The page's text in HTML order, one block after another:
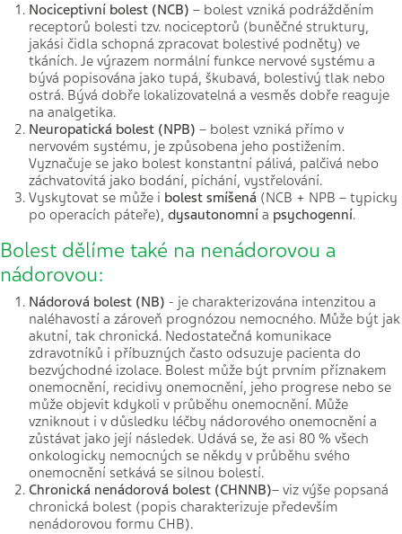
Nociceptivní bolest (NCB) – bolest vzniká podrážděním
receptorů bolesti tzv. nociceptorů (buněčné struktury,
jakási čidla schopná zpracovat bolestivé podněty) ve
tkáních. Je výrazem normální funkce nervové systému a
bývá popisována jako tupá, škubavá, bolestivý tlak nebo
ostrá. Bývá dobře lokalizovatelná a vesměs dobře reaguje
na analgetika.
Neuropatická bolest (NPB) – bolest vzniká přímo v
nervovém systému, je způsobena jeho postižením.
Vyznačuje se jako bolest konstantní pálivá, palčivá nebo
záchvatovitá jako bodání, píchání, vystřelování.
Vyskytovat se může i bolest smíšená (NCB + NPB – typicky
po operacích páteře), dysautonomní a psychogenní.
Bolest dělíme také na nenádorovou a
nádorovou:
Nádorová bolest (NB) - je charakterizována intenzitou a
naléhavostí a zároveň prognózou nemocného. Může být jak
akutní, tak chronická. Nedostatečná komunikace
zdravotníků i příbuzných často odsuzuje pacienta do
bezvýchodné izolace. Bolest může být prvním příznakem
onemocnění, recidivy onemocnění, jeho progrese nebo se
může objevit kdykoli v průběhu onemocnění. Může
vzniknout i v důsledku léčby nádorového onemocnění a
zůstávat jako její následek. Udává se, že asi 80 % všech
onkologicky nemocných se někdy v průběhu svého
onemocnění setkává se silnou bolestí.
Chronická nenádorová bolest (CHNNB)– viz výše popsaná
chronická bolest (popis charakterizuje především
nenádorovou formu CHB).